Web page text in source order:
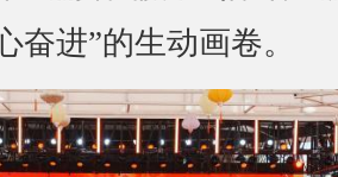
奋进”的生动画卷。